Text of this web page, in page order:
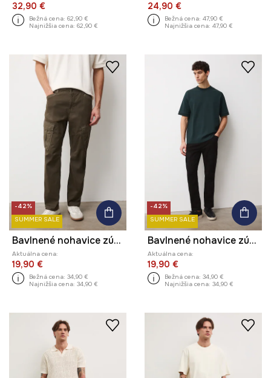
32,90 €
Bežná cena: 62,90 €
Najnižšia cena: 62,90 €
24,90 €
Bežná cena: 47,90 €
Najnižšia cena: 47,90 €
-42%
SUMMER SALE
Bavlnené nohavice zúžené s elastanom a cargo vreckami
Aktuálna cena:
19,90 €
Bežná cena: 34,90 €
Najnižšia cena: 34,90 €
-42%
SUMMER SALE
Bavlnené nohavice zúžené s elastanom a cargo vreckami
Aktuálna cena:
19,90 €
Bežná cena: 34,90 €
Najnižšia cena: 34,90 €